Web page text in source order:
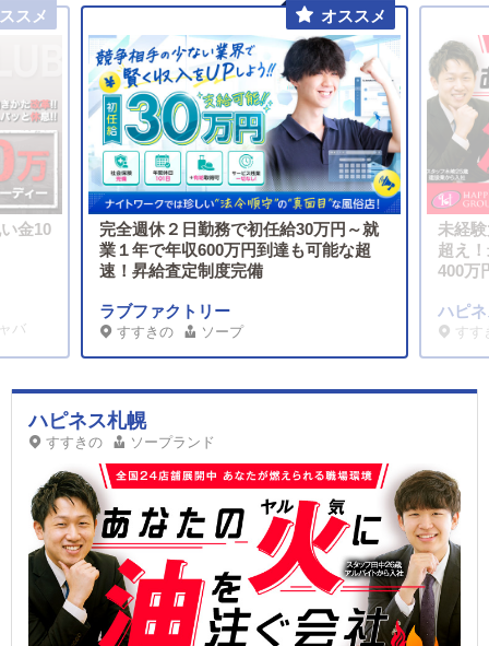
金10
バ
完全週休２日勤務で初任給30万円～就
業１年で年収600万円到達も可能な超
速！昇給査定制度完備
ラブファクトリー
すすきの ソープ
未経
超え
400万
ハピ
すす
ハピネス札幌
すすきの ソープランド